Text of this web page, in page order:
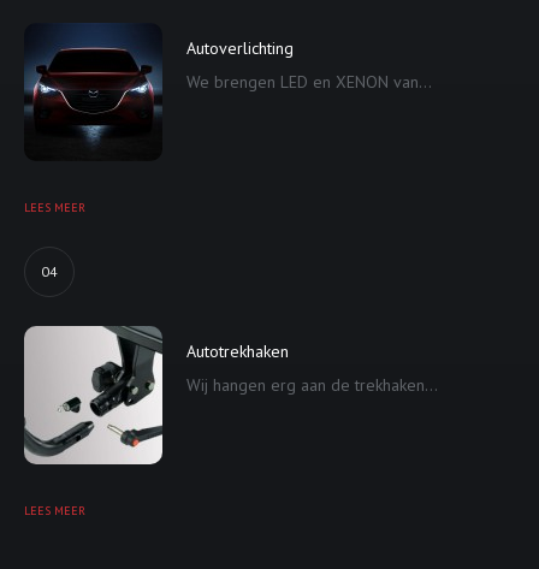
Autoverlichting
We brengen LED en XENON van...
LEES MEER
04
Autotrekhaken
Wij hangen erg aan de trekhaken...
LEES MEER